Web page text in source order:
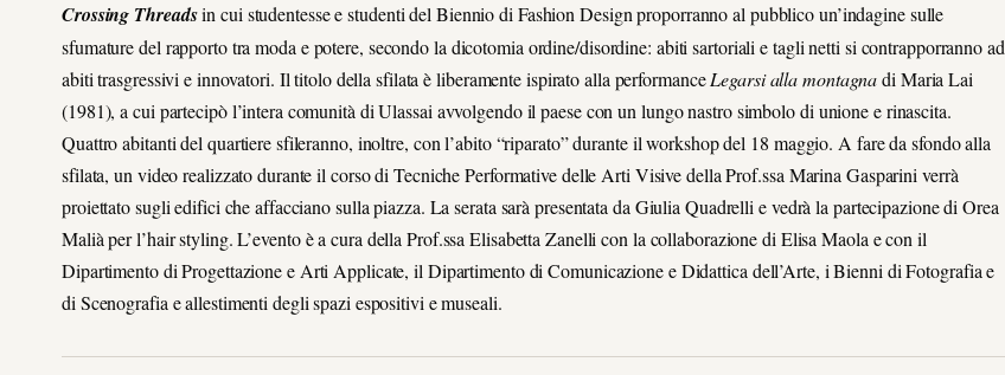
Crossing Threadsin cui studentesse e studenti del Biennio di Fashion Design proporranno al pubblico un’indagine sulle
sfumature del rapporto tra moda e potere, secondo la dicotomia ordine/disordine: abiti sartoriali e tagli netti si contrapporranno ad
abiti trasgressivi e innovatori. Il titolo della sfilata èliberamente ispirato alla performanceLegarsi alla montagnadi Maria Lai
(1981), a cui partecipò l’intera comunità di Ulassai avvolgendo il paese con un lungo nastro simbolo di unione e rinascita.
Quattro abitanti del quartiere sfileranno, inoltre, con l’abito “riparato” durante il workshop del 18 maggio. A fare da sfondo alla
sfilata, un video realizzato durante il corso di Tecniche Performative delle Arti Visive della Prof.ssa Marina Gasparini verrà
proiettato sugli edifici che affacciano sulla piazza. La serata sarà presentata da Giulia Quadrelli e vedrà la partecipazione di Orea
Malià per l’hair styling.L’evento è a cura della Prof.ssa Elisabetta Zanelli con la collaborazione di Elisa Maola e con il
Dipartimento di Progettazione e Arti Applicate, il Dipartimento di Comunicazione e Didattica dell’Arte, i Bienni di Fotografia e
di Scenografia e allestimenti degli spazi espositivi e museali.